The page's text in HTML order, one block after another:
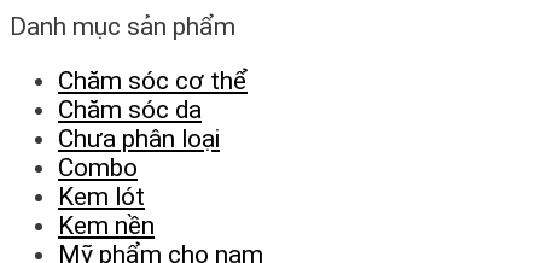
Danh mục sản phẩm
Chăm sóc cơ thể
Chăm sóc da
Chưa phân loại
Combo
Kem lót
Kem nền
Mỹ phẩm cho nam